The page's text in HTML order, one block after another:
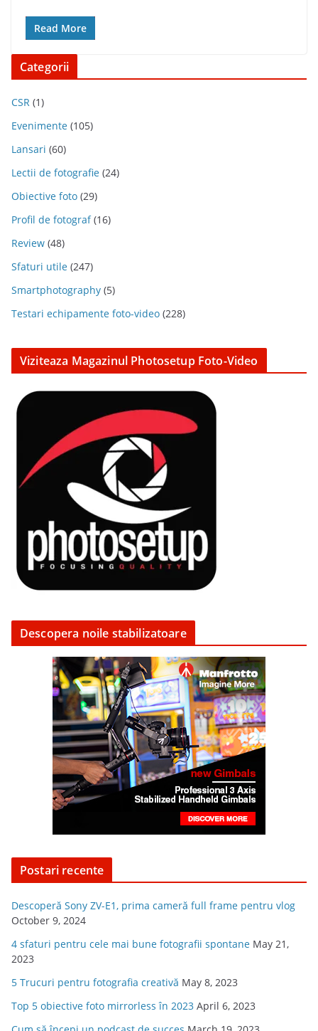
Read More
Categorii
CSR (1)
Evenimente (105)
Lansari (60)
Lectii de fotografie (24)
Obiective foto (29)
Profil de fotograf(16)
Review (48)
Sfaturi utile (247)
Smartphotography (5)
Testari echipamente foto-video (228)
Viziteaza Magazinul Photosetup Foto-Video
Descopera noile stabilizatoare
Postari recente
Descoperă Sony ZV-E1, prima cameră full frame pentru vlog
October 9, 2024
4 sfaturi pentru cele mai bune fotografii spontane May 21,
2023
5 Trucuri pentru fotografia creativă May 8, 2023
Top 5 obiective foto mirrorless în 2023 April 6, 2023